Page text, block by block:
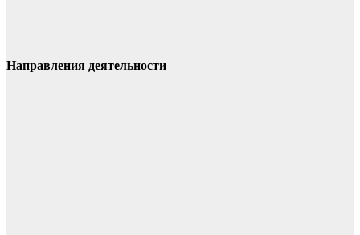
Направления деятельности